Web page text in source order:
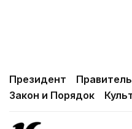
Президент
Закон и Порядок